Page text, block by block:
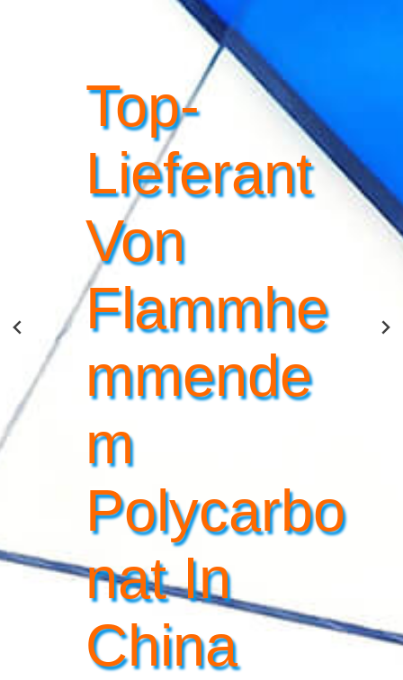
Top-
Lieferant
Von
Flammhe
Mmende
M
Polycarbo
Nat In
China